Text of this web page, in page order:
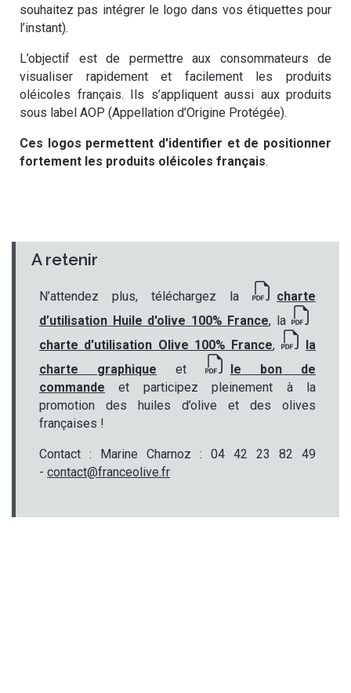
souhaitez pas intégrer le logo dans vos étiquettes pour
l’instant).
L’objectif est de permettre aux consommateurs de
visualiser rapidement et facilement les produits
oléicoles français. Ils s’appliquent aussi aux produits
sous label AOP (Appellation d’Origine Protégée).
Ces logos permettent d'identifier et de positionner
fortement les produits oléicoles français.
A retenir
N’attendez plus, téléchargez la
charte
d’utilisation Huile d'olive 100% France, la
charte d'utilisation Olive 100% France,
la
charte graphique et
le bon de
commande et participez pleinement à la
promotion des huiles d’olive et des olives
françaises !
Contact : Marine Charnoz : 04 42 23 82 49
- contact@franceolive.fr